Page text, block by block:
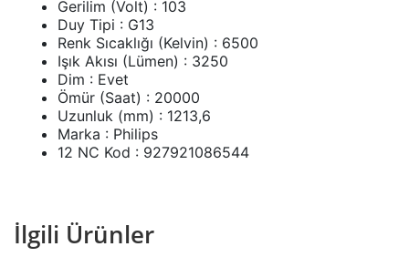
Gerilim (Volt) : 103
Duy Tipi : G13
Renk Sıcaklığı (Kelvin) : 6500
Işık Akısı (Lümen) : 3250
Dim : Evet
Ömür (Saat) : 20000
Uzunluk (mm) : 1213,6
Marka : Philips
12 NC Kod : 927921086544
İlgili Ürünler